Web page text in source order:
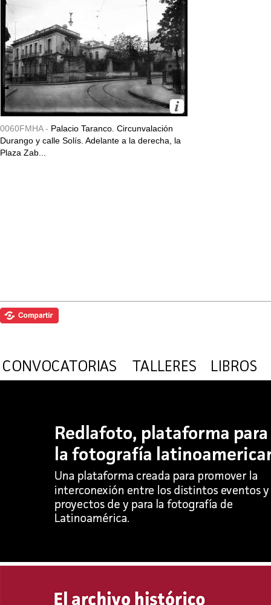
0060FMHA - Palacio Taranco. Circunvalación
Durango y calle Solís. Adelante a la derecha, la
Plaza Zab...